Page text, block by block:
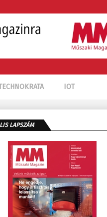
IOT
LAPSZÁM